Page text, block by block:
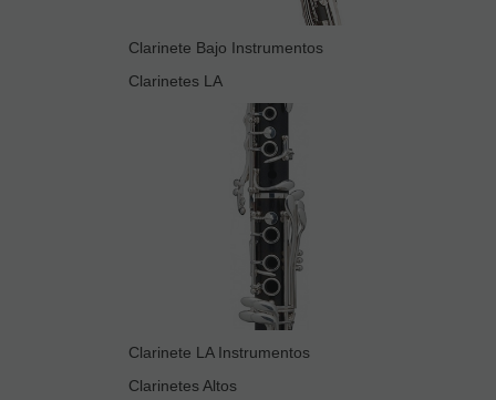
Clarinete Bajo Instrumentos
Clarinetes LA
Clarinete LA Instrumentos
Clarinetes Altos